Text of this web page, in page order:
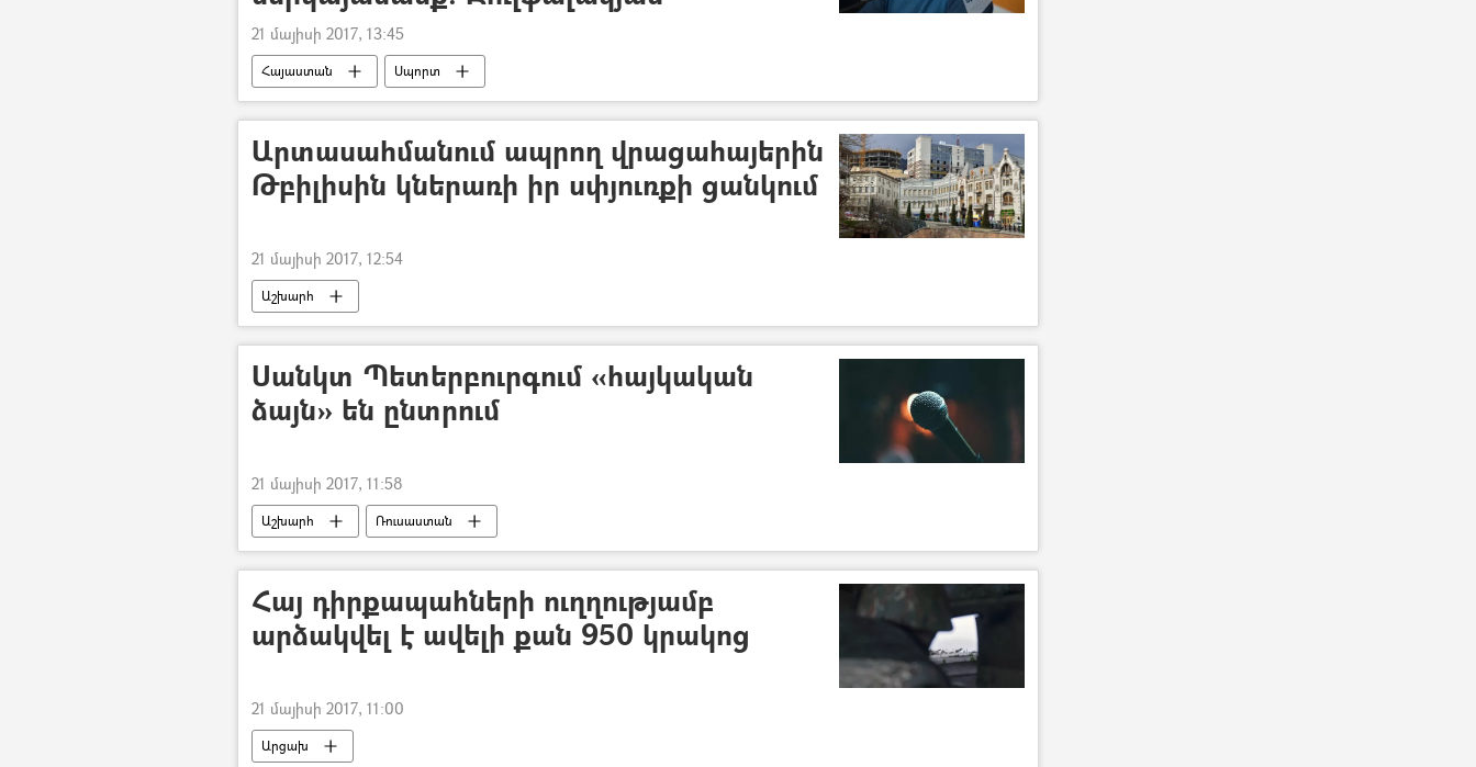
21 մայիսի 2017, 13:45
Հայաստան Սպորտ
Արտասահմանում ապրող վրացահայերին
Թբիլիսին կներառի իր սփյուռքի ցանկում
21 մայիսի 2017, 12:54
Աշխարհ
Սանկտ Պետերբուրգում «հայկական
ձայն» են ընտրում
21 մայիսի 2017, 11:58
Աշխարհ Ռուսաստան
Հայ դիրքապահների ուղղությամբ
արձակվել է ավելի քան 950 կրակոց
21 մայիսի 2017, 11:00
Արցախ